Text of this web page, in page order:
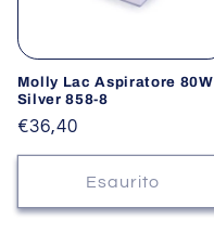
Molly Lac Aspiratore 80W
Silver 858-8
Prezzo
di
€36,40
Esaurito